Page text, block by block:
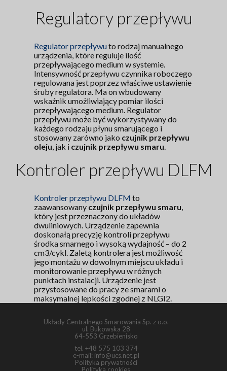
Regulatory przepływu
Regulator przepływuto rodzaj manualnego
urządzenia, które reguluje ilość
przepływającego medium w systemie.
Intensywność przepływu czynnika roboczego
regulowana jest poprzez właściwe ustawienie
śruby regulatora. Ma on wbudowany
wskaźnik umożliwiający pomiar ilości
przepływającego medium. Regulator
przepływu może być wykorzystywany do
każdego rodzaju płynu smarującego i
stosowany zarówno jako czujnik przepływu
oleju, jak i czujnik przepływu smaru.
Kontroler przepływu DLFM
Kontroler przepływu DLFM to
zaawansowany czujnik przepływu smaru
który jest przeznaczony do układów
dwuliniowych. Urządzenie zapewnia
doskonałą precyzję kontroli przepływu
środka smarnego i wysoką wydajność – do 2
cm3/cykl. Zaletą kontrolera jest możliwość
jego montażu w dowolnym miejscu układu i
monitorowanie przepływu w różnych
punktach instalacji. Urządzenie jest
przystosowane do pracy ze smarami o
maksymalnej lepkości zgodnej z NLGI2.
Układy Centralnego Smarowania Sp. z o.o.
ul. Bukowska 28
64-553 Grzebienisko
tel. +48 575 103 374
e-mail: info@ucs.net.pl
Polityka prywatności
Polityka cookies